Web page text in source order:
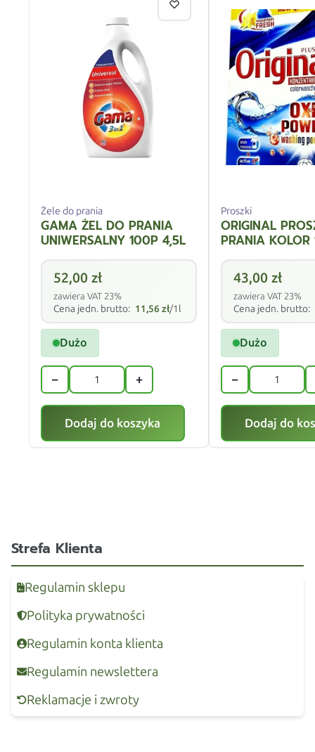
Żele do prania
GAMA ŻEL DO PRANIA
UNIWERSALNY 100P 4,5L
52,00 zł
zawiera VAT 23%
Cena jedn. brutto: 11,56 zł/1l
Dużo
− +
Dodaj do koszyka
Proszki
ORIGINAL
PRANIA
43,00 zł
zawiera VAT 23%
Cena jedn. brutto:
Dużo
−
Dodaj do
Strefa Klienta
Regulamin sklepu
Polityka prywatności
Regulamin konta klienta
Regulamin newslettera
Reklamacje i zwroty